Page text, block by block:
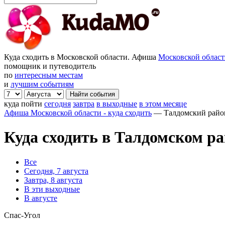
Куда сходить в Московской области. Афиша Московской
помощник и путеводитель
по интересным местам
и лучшим событиям
куда пойти сегодня завтра в выходные в этом месяце
Афиша Московской области - куда сходить — Талдомский
Куда сходить в Талдомском
Все
Сегодня, 7 августа
Завтра, 8 августа
В эти выходные
В августе
Спас-Угол